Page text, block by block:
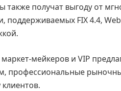
также получат выгоду от
поддерживаемых FIX 4.4,
мейкеров и VIP
профессиональные